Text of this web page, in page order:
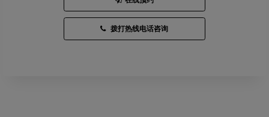
拨打热线电话咨询